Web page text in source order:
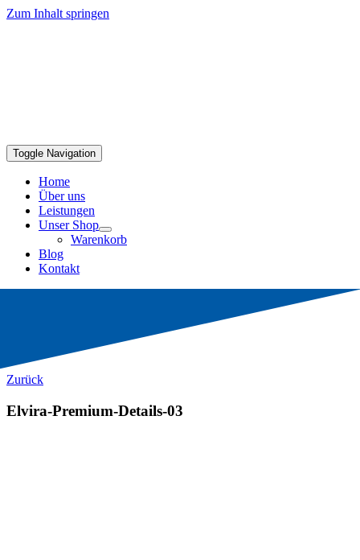
Zum Inhalt springen
Toggle Navigation
Home
Über uns
Leistungen
Unser Shop
Warenkorb
Blog
Kontakt
Zurück
Elvira-Premium-Details-03